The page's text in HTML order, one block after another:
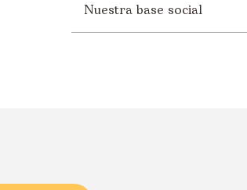
Nuestra base social